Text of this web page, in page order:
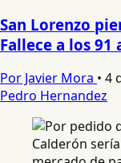
San Lorenzo
Fallece a los 91
Por Javier Mora • 4
Pedro Hernandez